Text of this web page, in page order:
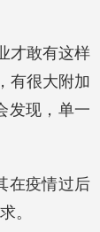
才敢有这样
有很大附加
发现，单一
在疫情过后
。